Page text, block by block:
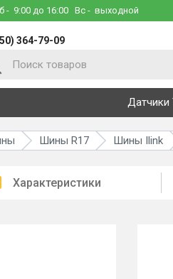
- 9:00 до 16:00 Вс - выходной
364-79-09
Датчики
Шины R17 Шины Ilink
Характеристики